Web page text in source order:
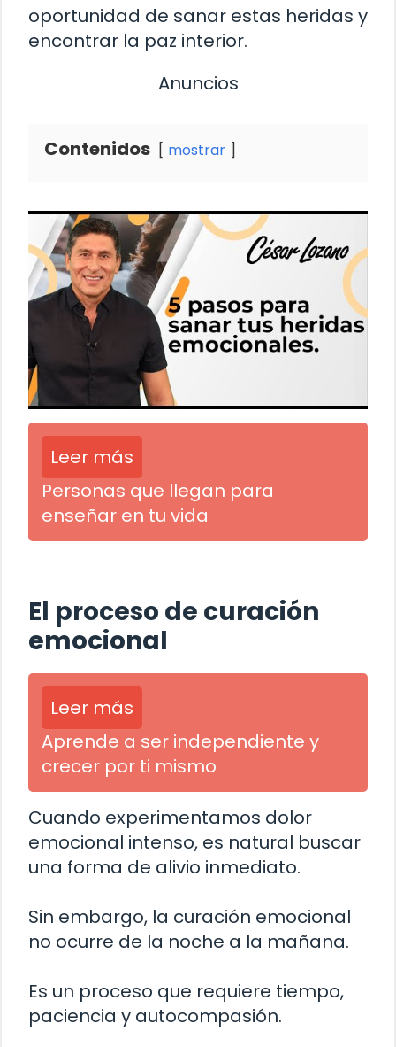
oportunidad de sanar estas heridas y
encontrar la paz interior.
Anuncios
Contenidos mostrar
Leer más
Personas que llegan para
enseñar en tu vida
El proceso de curación
emocional
Leer más
Aprende a ser independiente y
crecer por ti mismo
Cuando experimentamos dolor
emocional intenso, es natural buscar
una forma de alivio inmediato.
Sin embargo, la curación emocional
no ocurre de la noche a la mañana.
Es un proceso que requiere tiempo,
paciencia y autocompasión.